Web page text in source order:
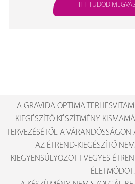
ITT TUDOD
A GRAVIDA OPTIMA
KIEGÉSZÍTŐ KÉSZÍTMÉNY
TERVEZÉSÉTŐL A
AZ ÉTREND-KIEGÉSZÍTŐ
KIEGYENSÚLYOZOTT VEGYES
ÉLETMÓDOT.